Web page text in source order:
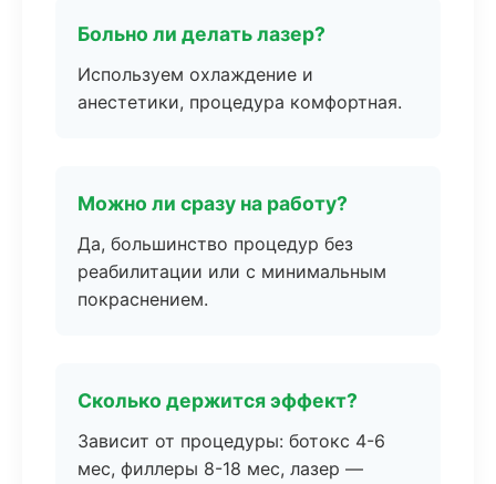
Больно ли делать лазер?
Используем охлаждение и
анестетики, процедура комфортная.
Можно ли сразу на работу?
Да, большинство процедур без
реабилитации или с минимальным
покраснением.
Сколько держится эффект?
Зависит от процедуры: ботокс 4-6
мес, филлеры 8-18 мес, лазер —